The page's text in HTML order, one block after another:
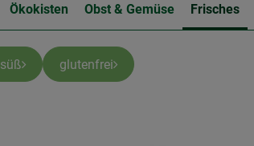
Ökokisten Obst & Gemüse Frisches
süß glutenfrei